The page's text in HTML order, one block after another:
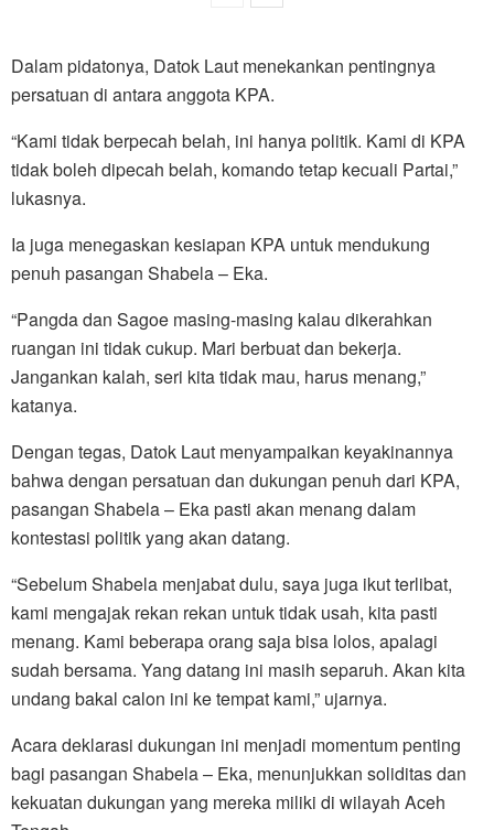
Dalam pidatonya, Datok Laut menekankan pentingnya
persatuan di antara anggota KPA.
“Kami tidak berpecah belah, ini hanya politik. Kami di KPA
tidak boleh dipecah belah, komando tetap kecuali Partai,”
lukasnya.
Ia juga menegaskan kesiapan KPA untuk mendukung
penuh pasangan Shabela – Eka.
“Pangda dan Sagoe masing-masing kalau dikerahkan
ruangan ini tidak cukup. Mari berbuat dan bekerja.
Jangankan kalah, seri kita tidak mau, harus menang,”
katanya.
Dengan tegas, Datok Laut menyampaikan keyakinannya
bahwa dengan persatuan dan dukungan penuh dari KPA,
pasangan Shabela – Eka pasti akan menang dalam
kontestasi politik yang akan datang.
“Sebelum Shabela menjabat dulu, saya juga ikut terlibat,
kami mengajak rekan rekan untuk tidak usah, kita pasti
menang. Kami beberapa orang saja bisa lolos, apalagi
sudah bersama. Yang datang ini masih separuh. Akan kita
undang bakal calon ini ke tempat kami,” ujarnya.
Acara deklarasi dukungan ini menjadi momentum penting
bagi pasangan Shabela – Eka, menunjukkan soliditas dan
kekuatan dukungan yang mereka miliki di wilayah Aceh